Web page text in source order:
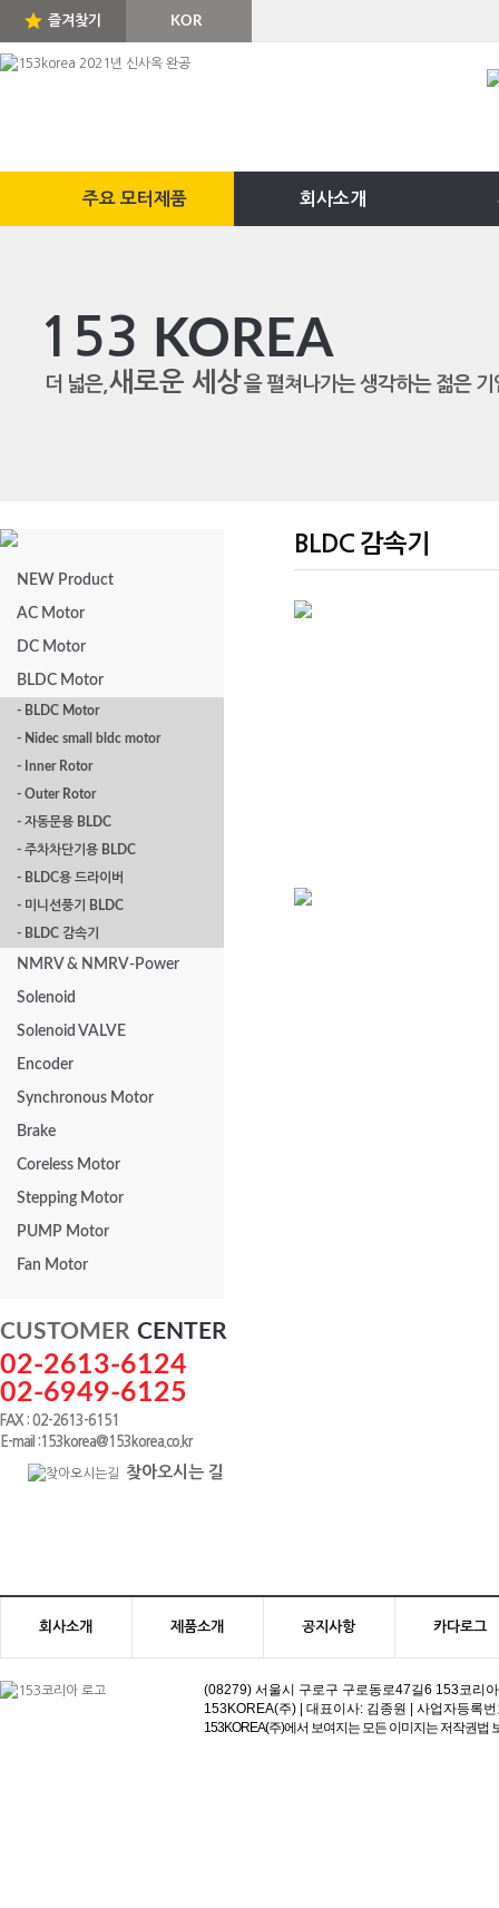
즐겨찾기 KOR
ENG
주요 모터제품 회사소개
153 KOREA
더 넓은, 새로운 세상을 펼쳐나가는 생각하는 젊은 기
NEW Product
AC Motor
DC Motor
BLDC Motor
- BLDC Motor
- Nidec small bldc motor
- Inner Rotor
- Outer Rotor
- 자동문용 BLDC
- 주차차단기용 BLDC
- BLDC용 드라이버
- 미니선풍기 BLDC
- BLDC 감속기
NMRV & NMRV-Power
Solenoid
Solenoid VALVE
Encoder
Synchronous Motor
Brake
Coreless Motor
Stepping Motor
PUMP Motor
Fan Motor
CUSTOMER CENTER
02-2613-6124
02-6949-6125
FAX : 02-2613-6151
E-mail :153korea@153korea.co.kr
찾아오시는 길
BLDC 감속기
회사소개 제품소개 공지사항 카다로그
(08279) 서울시 구로구 구로동로47길6 153코리
153KOREA(주) | 대표이사: 김종원 | 사업자등록
153KOREA(주)에서 보여지는 모든 이미지는 저작권법